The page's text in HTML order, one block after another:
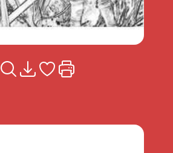
Voir la fiche
Télécharger
Ajouter à mes coups de
Imprimer